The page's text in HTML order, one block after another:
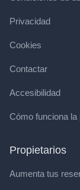
Privacidad
Cookies
Contactar
Accesibilidad
Cómo funciona la
Propietarios
Aumenta tus